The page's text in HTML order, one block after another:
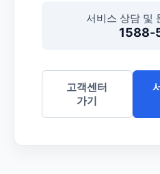
서비스 상담 및
1588-
고객센터
가기